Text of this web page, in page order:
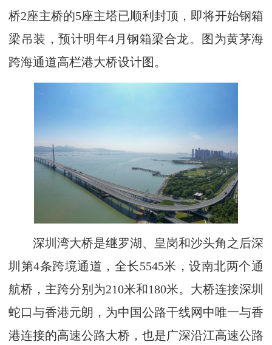
桥2座主桥的5座主塔已顺利封顶，即将开始钢箱
梁吊装，预计明年4月钢箱梁合龙。图为黄茅海
跨海通道高栏港大桥设计图。
深圳湾大桥是继罗湖、皇岗和沙头角之后深
圳第4条跨境通道，全长5545米，设南北两个通
航桥，主跨分别为210米和180米。大桥连接深圳
蛇口与香港元朗，为中国公路干线网中唯一与香
港连接的高速公路大桥，也是广深沿江高速公路